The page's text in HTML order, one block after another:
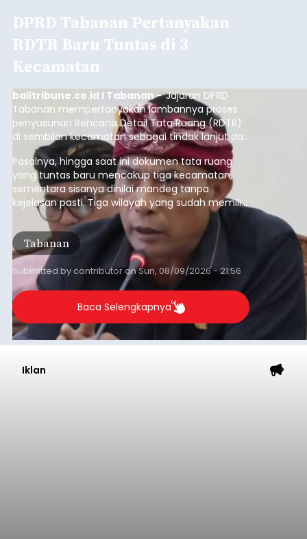
DPRD Tabanan Pertanyakan
RDTR Baru Tuntas di 3
Kecamatan
balitribune.co.id I Tabanan -Jajaran DPRD
Tabanan mempertanyakan lambannya proses
penyusunan Rencana Detail Tata Ruang (RDTR)
di sembilan kecamatan sebagai tindak lanjut dari
pelaksanaan RTRW.
Pasalnya, hingga saat ini dokumen tata ruang
yang tuntas baru mencakup tiga kecamatan,
sementara sisanya dinilai mandeg tanpa
kejelasan pasti. Tiga wilayah yang sudah memiliki
RDTR tersebut meliputi Kecamatan Kediri,
Tabanan, dan Selemadeg Barat.
Tabanan
Submitted bycontributoronSun, 08/09/2026 - 21:56
Baca Selengkapnya
Iklan